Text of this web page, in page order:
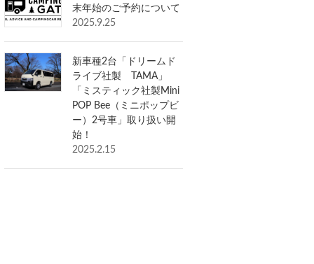
末年始のご予約について
2025.9.25
新車種2台「ドリームド
ライブ社製 TAMA」
「ミスティック社製Mini
POP Bee（ミニポップビ
ー）2号車」取り扱い開
始！
2025.2.15